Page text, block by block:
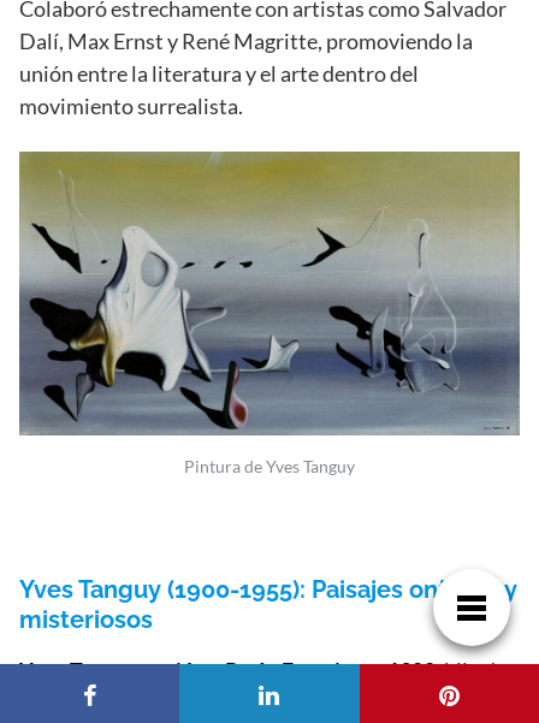
Colaboró estrechamente con artistas como Salvador
Dalí, Max Ernst y René Magritte, promoviendo la
unión entre la literatura y el arte dentro del
movimiento surrealista.
Pintura de Yves Tanguy
Yves Tanguy (1900-1955): Paisajes oníricos y
misteriosos
Yves Tanguy nació en París, Francia, en 1900, hijo de
un capitán de marina retirado y una madre de origen